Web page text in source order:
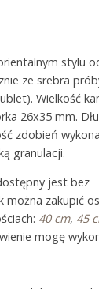
stylu
ze srebra
Wielkość
26x35 mm.
zdobień
granulacji.
jest bez
można zakupić
40 cm, 45
mogę